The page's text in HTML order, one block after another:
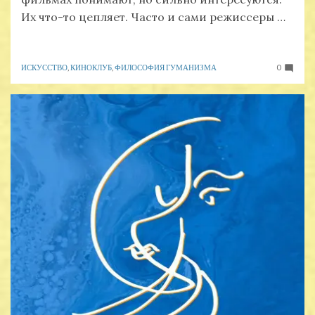
Их что-то цепляет. Часто и сами режиссеры …
ИСКУССТВО КИНОКЛУБ ФИЛОСОФИЯ ГУМАНИЗМА 0